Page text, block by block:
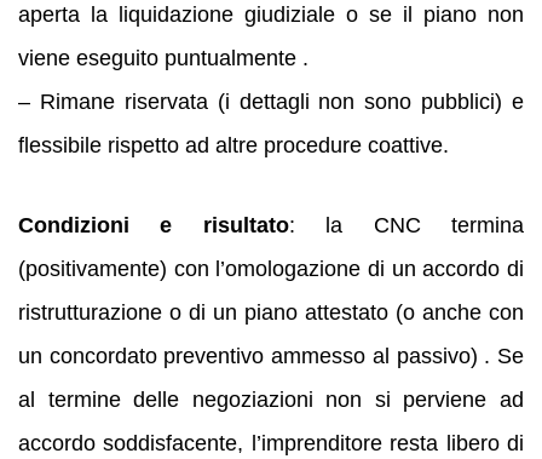
aperta la liquidazione giudiziale o se il piano non
viene eseguito puntualmente .
– Rimane riservata (i dettagli non sono pubblici) e
flessibile rispetto ad altre procedure coattive.
Condizioni e risultato: la CNC termina
(positivamente) con l’omologazione di un accordo di
ristrutturazione o di un piano attestato (o anche con
un concordato preventivo ammesso al passivo) . Se
al termine delle negoziazioni non si perviene ad
accordo soddisfacente, l’imprenditore resta libero di